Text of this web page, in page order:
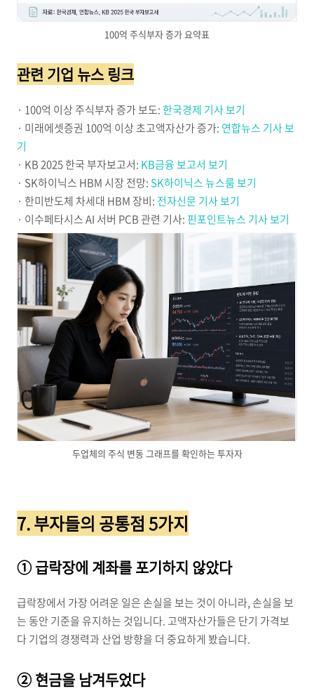
100억 주식부자 증가 요약표
관련 기업 뉴스 링크
· 100억 이상 주식부자 증가 보도:한국경제 기사 보기
· 미래에셋증권 100억 이상 초고액자산가 증가: 연합뉴스 기사 보
기
· KB 2025 한국 부자보고서: KB금융 보고서 보기
· SK하이닉스 HBM 시장 전망: SK하이닉스 뉴스룸 보기
· 한미반도체 차세대 HBM 장비: 전자신문 기사 보기
· 이수페타시스 AI 서버 PCB 관련 기사: 핀포인트뉴스 기사 보기
두업체의 주식 변동 그래프를 확인하는 투자자
7. 부자들의 공통점 5가지
① 급락장에 계좌를 포기하지 않았다
급락장에서 가장 어려운 일은 손실을 보는 것이 아니라, 손실을 보
는 동안 기준을 유지하는 것입니다. 고액자산가들은 단기 가격보
다 기업의 경쟁력과 산업 방향을 더 중요하게 봤습니다.
② 현금을 남겨두었다